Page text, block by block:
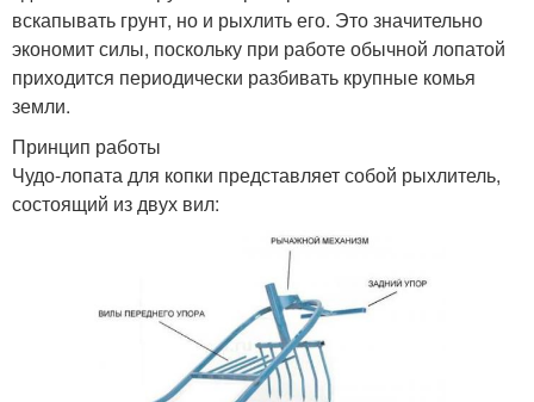
вскапывать грунт, но и рыхлить его. Это значительно
экономит силы, поскольку при работе обычной лопатой
приходится периодически разбивать крупные комья
земли.
Принцип работы
Чудо-лопата для копки представляет собой рыхлитель,
состоящий из двух вил: